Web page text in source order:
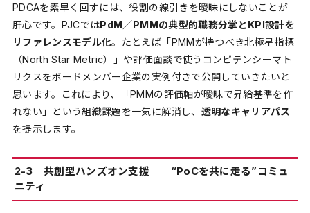
PDCAを素早く回すには、役割の線引きを曖昧にしないことが
肝心です。PJCではPdM／PMMの典型的職務分掌とKPI設計を
リファレンスモデル化。たとえば「PMMが持つべき北極星指標
（North Star Metric）」や評価面談で使うコンピテンシーマト
リクスをボードメンバー企業の実例付きで公開していきたいと
思います。これにより、「PMMの評価軸が曖昧で昇給基準を作
れない」という組織課題を一気に解消し、 透明なキャリアパス
を提示します。
2-3 共創型ハンズオン支援──“PoCを共に走る”コミュ
ニティ